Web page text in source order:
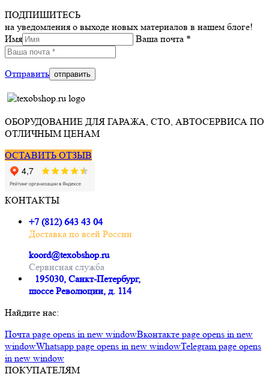
ПОДПИШИТЕСЬ
на уведомления о выходе новых материалов в нашем блоге!
Имя
Ваша почта *
Отправить
ОБОРУДОВАНИЕ ДЛЯ ГАРАЖА, СТО, АВТОСЕРВИСА ПО
ОТЛИЧНЫМ ЦЕНАМ
ОСТАВИТЬ ОТЗЫВ
КОНТАКТЫ
+7 (812) 643 43 04
Доставка по всей России
koord@texobshop.ru
Сервисная служба
195030, Санкт-Петербург,
шоссе Революции, д. 114
Найдите нас:
Почта page opens in new windowВконтакте page opens in new
windowWhatsapp page opens in new windowTelegram page opens
in new window
ПОКУПАТЕЛЯМ